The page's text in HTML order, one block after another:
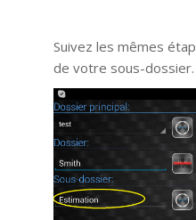
Suivez les mêmes
de votre sous-dossier.